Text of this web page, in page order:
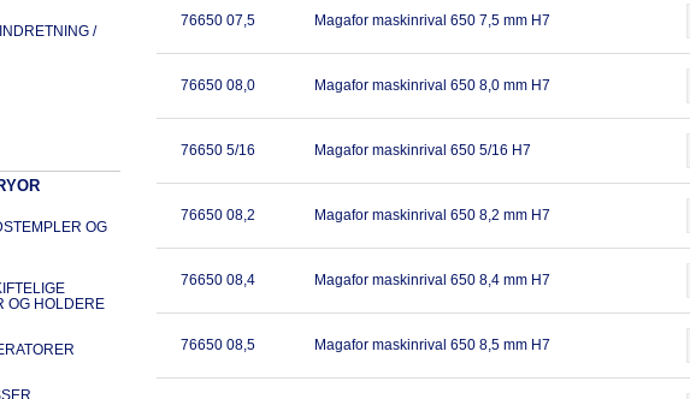
/
OG
OG HOLDERE
76650 07,5 Magafor maskinrival 650 7,5 mm H7
76650 08,0 Magafor maskinrival 650 8,0 mm H7
76650 5/16 Magafor maskinrival 650 5/16 H7
76650 08,2 Magafor maskinrival 650 8,2 mm H7
76650 08,4 Magafor maskinrival 650 8,4 mm H7
76650 08,5 Magafor maskinrival 650 8,5 mm H7